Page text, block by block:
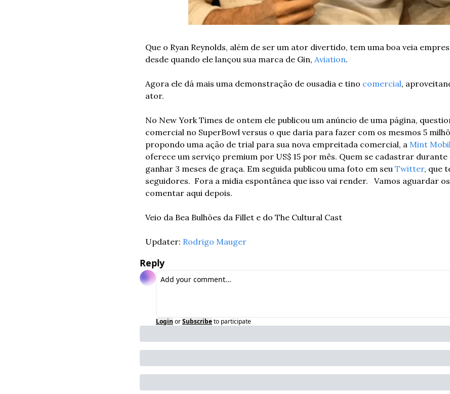
Que o Ryan Reynolds, além de ser um ator divertido, tem uma boa veia
desde quando ele lançou sua marca de Gin, Aviation.
Agora ele dá mais uma demonstração de ousadia e tino comercial,
ator.
No New York Times de ontem ele publicou um anúncio de uma página,
comercial no SuperBowl versus o que daria para fazer com os mesmos 5
propondo uma ação de trial para sua nova empreitada comercial, a Mint
oferece um serviço premium por US$ 15 por mês. Quem se cadastrar durante
ganhar 3 meses de graça. Em seguida publicou uma foto em seu Twitter, que
seguidores.  Fora a midia espontânea que isso vai render.   Vamos aguardar
comentar aqui depois.
Veio da Bea Bulhões da Fillet e do The Cultural Cast
Updater: Rodrigo Mauger
Reply
Login orSubscribeto participate